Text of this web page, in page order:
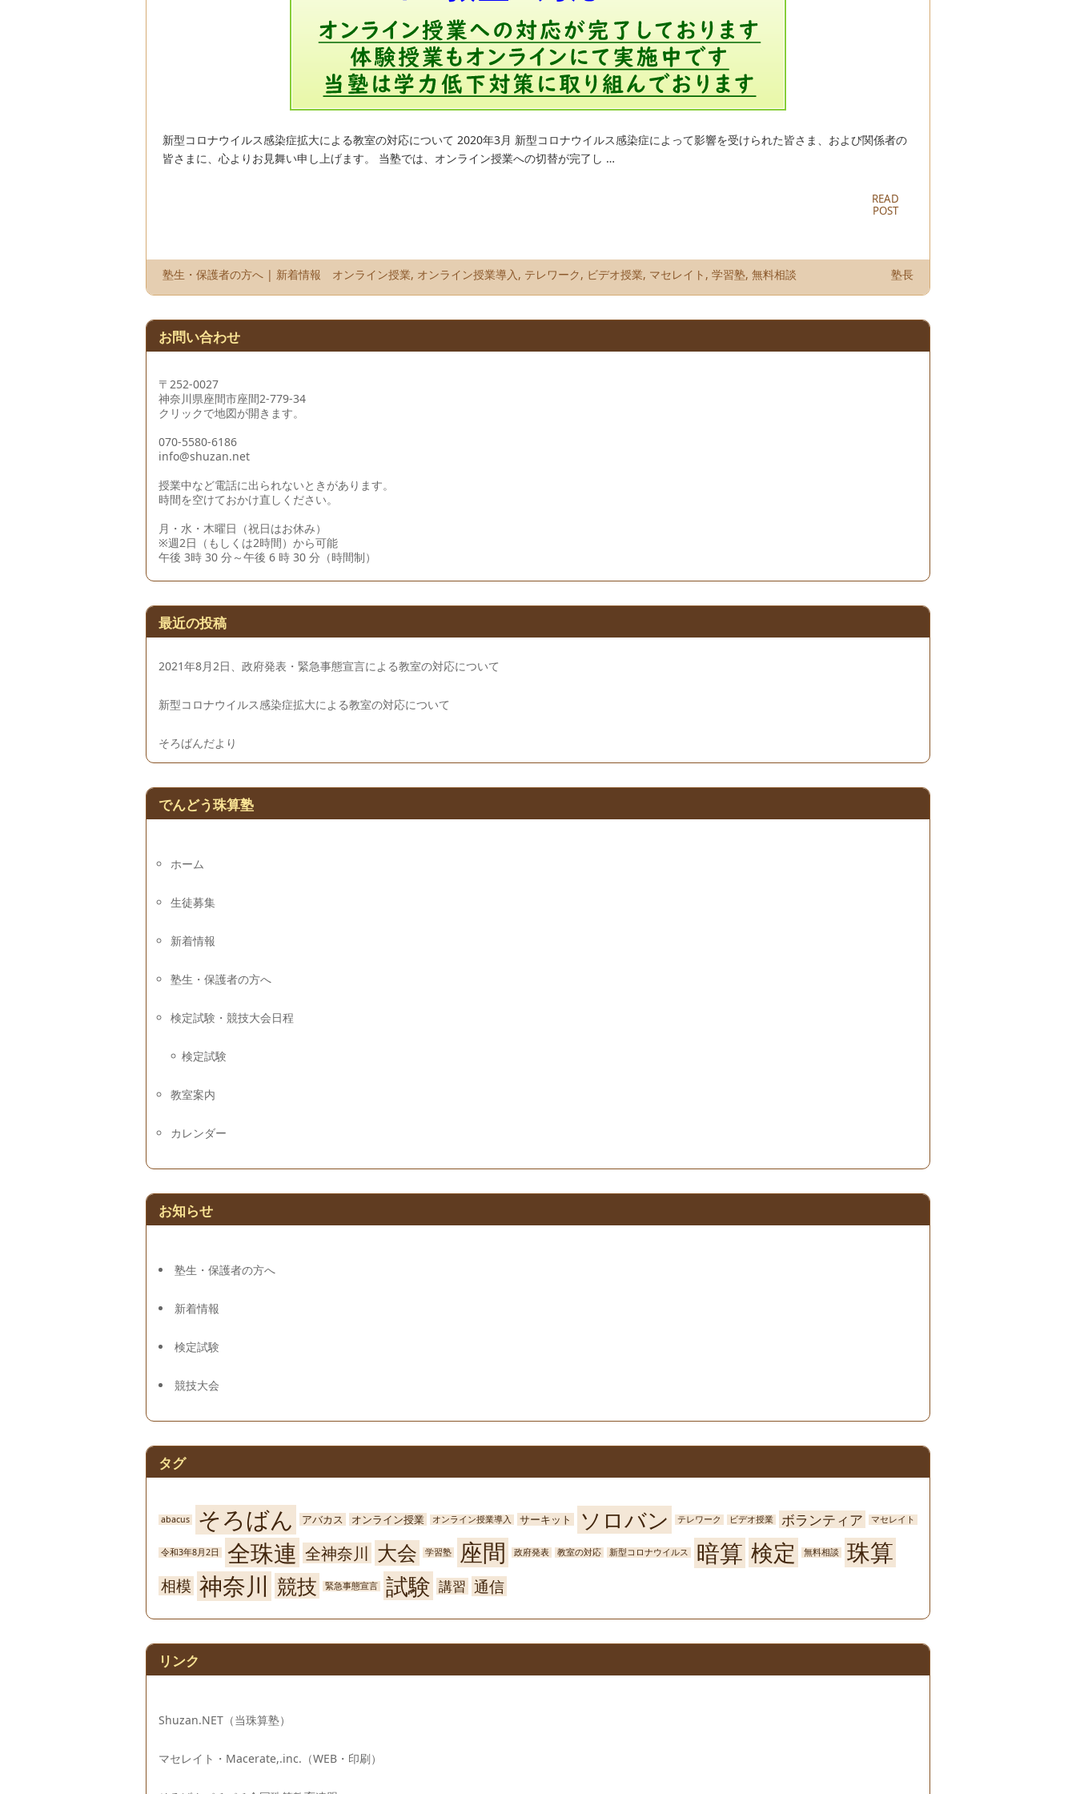
新型コロナウイルス感染症拡大による教室の対応について 2020年3月 新型コロナウイルス感染症によって影響を受けられた皆さま、および関係者の
皆さまに、心よりお見舞い申し上げます。 当塾では、オンライン授業への切替が完了し …
READ
POST
塾生・保護者の方へ | 新着情報 オンライン授業, オンライン授業導入, テレワーク, ビデオ授業, マセレイト , 学習塾, 無料相談 塾長
お問い合わせ
〒252-0027
神奈川県座間市座間2-779-34
クリックで地図が開きます。
070-5580-6186
info@shuzan.net
授業中など電話に出られないときがあります。
時間を空けておかけ直しください。
月・水・木曜日（祝日はお休み）
※週2日（もしくは2時間）から可能
午後 3時 30 分～午後 6 時 30 分（時間制）
最近の投稿
2021年8月2日、政府発表・緊急事態宣言による教室の対応について
新型コロナウイルス感染症拡大による教室の対応について
そろばんだより
でんどう珠算塾
ホーム
生徒募集
新着情報
塾生・保護者の方へ
検定試験・競技大会日程
検定試験
教室案内
カレンダー
お知らせ
塾生・保護者の方へ
新着情報
検定試験
競技大会
タグ
abacus そろばん アバカス オンライン授業 オンライン授業導入 サーキット ソロバン テレワーク ビデオ授業 ボランティア マセレイト
令和3年8月2日 全珠連 全神奈川 大会 学習塾 座間 政府発表 教室の対応 新型コロナウイルス 暗算 検定 無料相談 珠算
相模 神奈川 競技 緊急事態宣言 試験 講習 通信
リンク
Shuzan.NET（当珠算塾）
マセレイト・Macerate,.inc.（WEB・印刷）